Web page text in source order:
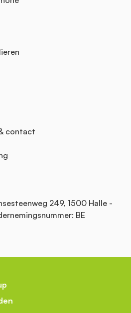
contact
249, 1500 Halle -
BE